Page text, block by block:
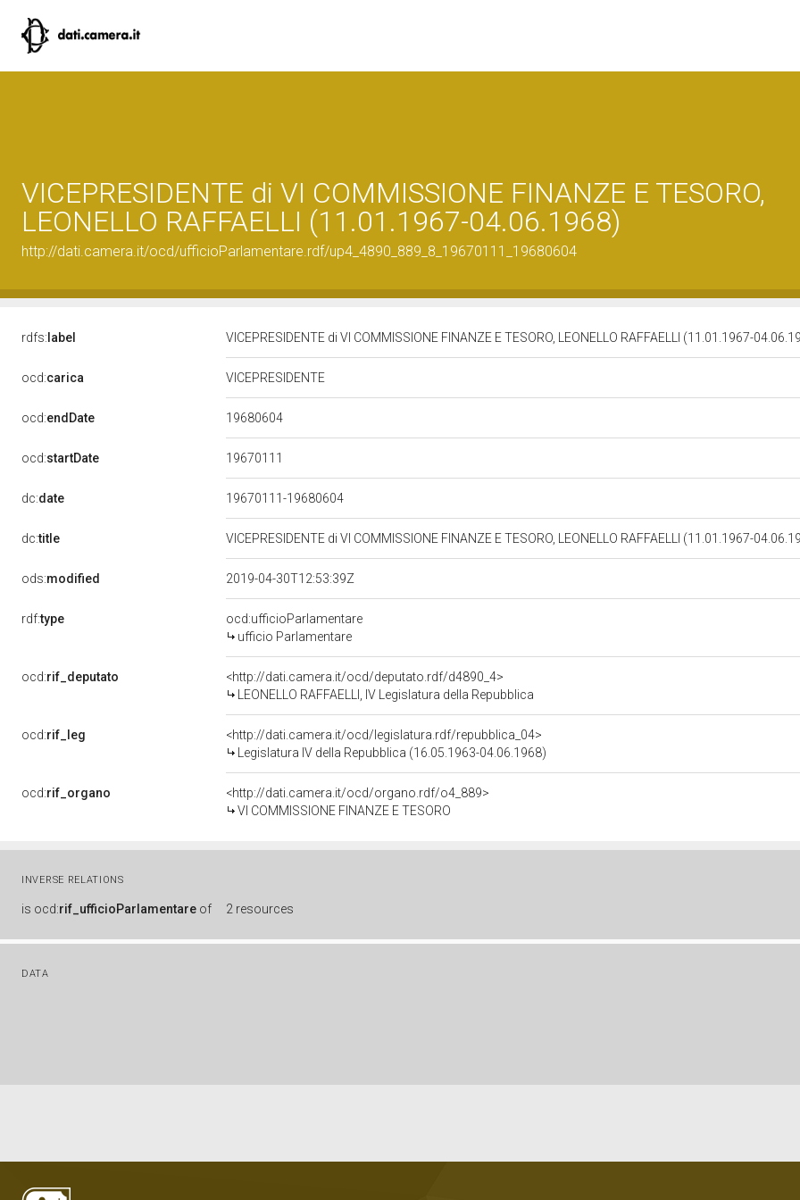
VICEPRESIDENTE di VI COMMISSIONE FINANZE E TESORO,
LEONELLO RAFFAELLI (11.01.1967-04.06.1968)
http://dati.camera.it/ocd/ufficioParlamentare.rdf/up4_4890_889_8_19670111_19680604
rdfs: label VICEPRESIDENTE di VI COMMISSIONE FINANZE E TESORO, LEONELLO RAFFAELLI (11.01.1967-
ocd:carica VICEPRESIDENTE
ocd:endDate 19680604
ocd:startDate 19670111
dc:date 19670111-19680604
dc:title VICEPRESIDENTE di VI COMMISSIONE FINANZE E TESORO, LEONELLO RAFFAELLI (11.01.1967-
ods:modified 2019-04-30T12:53:39Z
rdf:type
ocd:ufficioParlamentare
ufficio Parlamentare
ocd:rif_deputato
<http://dati.camera.it/ocd/deputato.rdf/d4890_4>
LEONELLO RAFFAELLI, IV Legislatura della Repubblica
ocd:rif_leg
<http://dati.camera.it/ocd/legislatura.rdf/repubblica_04>
Legislatura IV della Repubblica (16.05.1963-04.06.1968)
ocd:rif_organo
<http://dati.camera.it/ocd/organo.rdf/o4_889>
VI COMMISSIONE FINANZE E TESORO
INVERSE RELATIONS
is ocd:rif_ufficioParlamentare of 2 resources
DATA